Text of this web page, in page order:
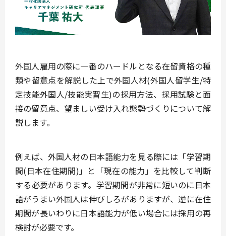
外国人雇用の際に一番のハードルとなる在留資格の種
類や留意点を解説した上で外国人材(外国人留学生/特
定技能外国人/技能実習生)の採用方法、採用試験と面
接の留意点、望ましい受け入れ態勢づくりについて解
説します。
例えば、外国人材の日本語能力を見る際には「学習期
間(日本在住期間)」と「現在の能力」を比較して判断
する必要があります。学習期間が非常に短いのに日本
語がうまい外国人は伸びしろがありますが、逆に在住
期間が長いわりに日本語能力が低い場合には採用の再
検討が必要です。